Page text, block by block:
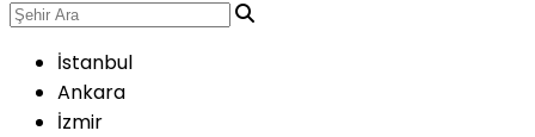
İstanbul
Ankara
İzmir